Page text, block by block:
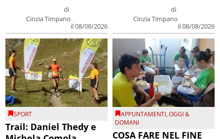
di
Cinzia Timpano
il 08/08/2026
di
Cinzia Timpano
il 08/08/2026
SPORT
Trail: Daniel Thedy e
APPUNTAMENTI,OGGI &
DOMANI
COSA FARE NEL FINE